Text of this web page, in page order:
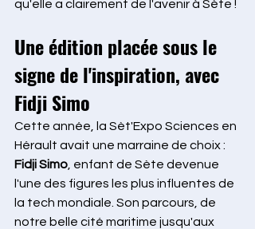
qu'elle a clairement de l'avenir à Sète !
Une édition placée sous le
signe de l'inspiration, avec
Fidji Simo
Cette année, la Sèt'Expo Sciences en
Hérault avait une marraine de choix :
Fidji Simo , enfant de Sète devenue
l'une des figures les plus influentes de
la tech mondiale. Son parcours, de
notre belle cité maritime jusqu'aux